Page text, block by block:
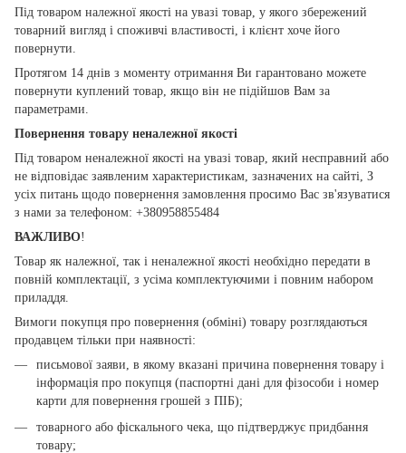
Під товаром належної якості на увазі товар, у якого збережений
товарний вигляд і споживчі властивості, і клієнт хоче його
повернути.
Протягом 14 днів з моменту отримання Ви гарантовано можете
повернути куплений товар, якщо він не підійшов Вам за
параметрами.
Повернення товару неналежної якості
Під товаром неналежної якості на увазі товар, який несправний або
не відповідає заявленим характеристикам, зазначених на сайті, З
усіх питань щодо повернення замовлення просимо Вас зв'язуватися
з нами за телефоном: +380958855484
ВАЖЛИВО!
Товар як належної, так і неналежної якості необхідно передати в
повній комплектації, з усіма комплектуючими і повним набором
приладдя.
Вимоги покупця про повернення (обміні) товару розглядаються
продавцем тільки при наявності:
письмової заяви, в якому вказані причина повернення товару і
інформація про покупця (паспортні дані для фізособи і номер
карти для повернення грошей з ПІБ);
товарного або фіскального чека, що підтверджує придбання
товару;